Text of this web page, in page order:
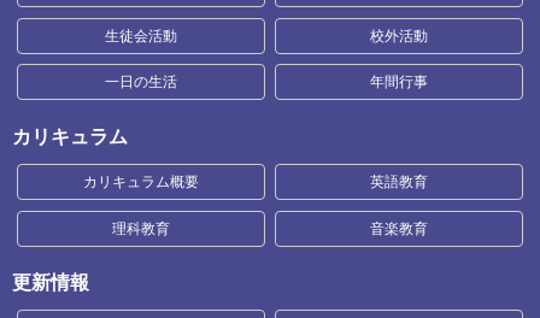
生徒会活動 校外活動
一日の生活 年間行事
カリキュラム
カリキュラム概要 英語教育
理科教育 音楽教育
更新情報